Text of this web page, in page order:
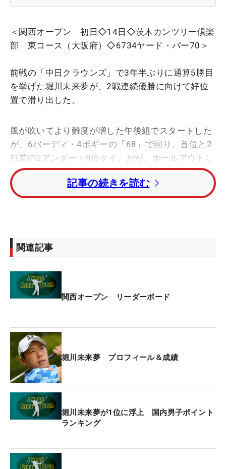
＜関西オープン 初日◇14日◇茨木カンツリー倶楽
部 東コース（大阪府）◇6734ヤード・パー70＞
前戦の「中日クラウンズ」で3年半ぶりに通算5勝目
を挙げた堀川未来夢が、2戦連続優勝に向けて好位
置で滑り出した。
風が吹いてより難度が増した午後組でスタートした
が、6バーディ・4ボギーの「68」で回り、首位と2
打差の2アンダー・8位タイ。だが、ホールアウトし
た堀川の表情は曇っていた。
「パーパットは4つ外しましたし、パッティングが
た』ような。いいショットがついて、いいのが入っ
てという感触はない。これが良かった、というのは
は好感触だったが、その後はグリーン上のライン読
みにも苦労し、“会心のラウンド”というわけではな
ホールアウト後は順位も分からず、「2アンダー、
どうなんですかね。自分の中では全然手応えを感じ
ないんですけど…」。順位が分かると「へ～、そう
なんですね。複雑な感じですね」と自身の調子＆ス
コアと順位にギャップが生まれている。
このギャップは堀川にとっては吉兆だ。「全体のス
みんなが伸びていない。自分のプレーに徹すれば、
記事の続きを読む
関連記事
関西オープン リーダーボード
堀川未来夢 プロフィール＆成績
堀川未来夢が1位に浮上 国内男子ポイント
ランキング